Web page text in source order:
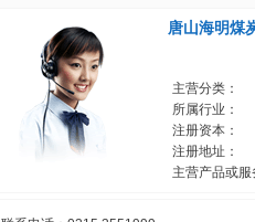
唐山海明煤
主营分类：
所属行业：
注册资本：
注册地址：
主营产品或服